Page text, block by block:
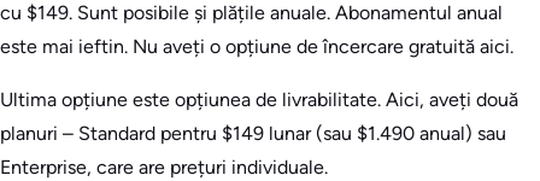
cu $149. Sunt posibile și plățile anuale. Abonamentul anual
este mai ieftin. Nu aveți o opțiune de încercare gratuită aici.
Ultima opțiune este opțiunea de livrabilitate. Aici, aveți două
planuri – Standard pentru $149 lunar (sau $1.490 anual) sau
Enterprise, care are prețuri individuale.